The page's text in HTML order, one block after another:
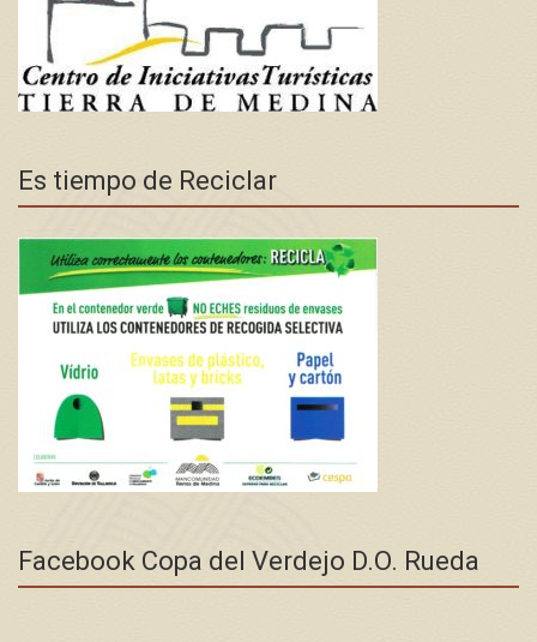
Es tiempo de Reciclar
Facebook Copa del Verdejo D.O. Rueda